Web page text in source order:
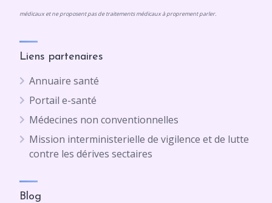
médicaux et ne proposent pas de traitements médicaux à proprement parler.
Liens partenaires
Annuaire santé
Portail e-santé
Médecines non conventionnelles
Mission interministerielle de vigilence et de lutte
contre les dérives sectaires
Blog